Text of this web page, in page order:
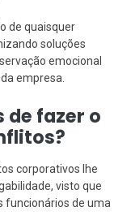
de quaisquer
soluções
emocional
empresa.
de fazer o
corporativos lhe
visto que
funcionários de uma